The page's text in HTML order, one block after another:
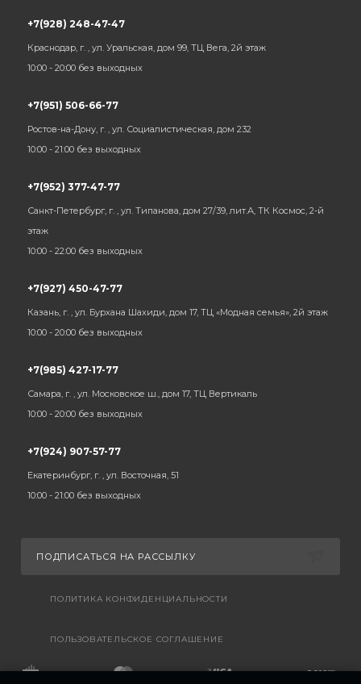
+7(928) 248-47-47
Краснодар, г. , ул. Уральская, дом 99, ТЦ Вега, 2й этаж
10:00 - 20:00 без выходных
+7(951) 506-66-77
Ростов-на-Дону, г. , ул. Социалистическая, дом 232
10:00 - 21:00 без выходных
+7(952) 377-47-77
Санкт-Петербург, г. , ул. Типанова, дом 27/39, лит.А, ТК Космос, 2-й
этаж
10:00 - 22:00 без выходных
+7(927) 450-47-77
Казань, г. , ул. Бурхана Шахиди, дом 17, ТЦ «Модная семья», 2й этаж
10:00 - 20:00 без выходных
+7(985) 427-17-77
Самара, г. , ул. Московское ш., дом 17, ТЦ Вертикаль
10:00 - 20:00 без выходных
+7(924) 907-57-77
Екатеринбург, г. , ул. Восточная, 51
10:00 - 21:00 без выходных
ПОДПИСАТЬСЯ НА РАССЫЛКУ
ПОЛИТИКА КОНФИДЕНЦИАЛЬНОСТИ
ПОЛЬЗОВАТЕЛЬСКОЕ СОГЛАШЕНИЕ